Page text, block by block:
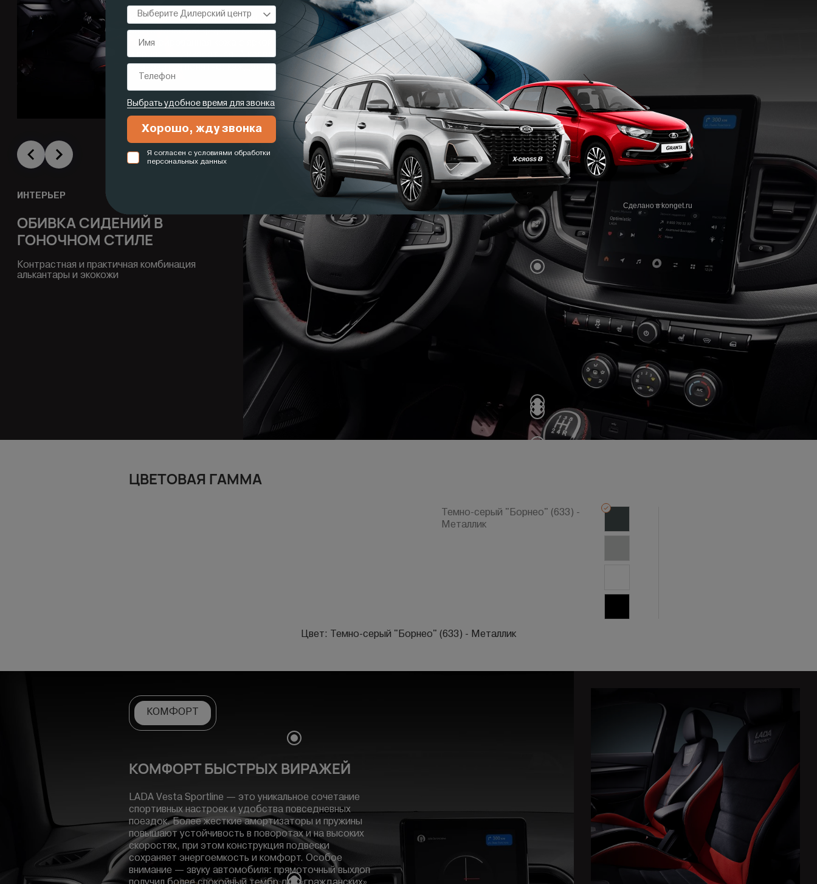
Контрастная красно-черная отделка и передние сиденья
анатомической формы. Качественные материалы салона,
перфорированная кожа с яркой прострочкой. На это приятно смотреть
и приятно прикасаться. А когда взлетает стрелка тахометра,
становится понятно: каждая деталь помогает обуздать скорость.
ИНТЕРЬЕР
ОБИВКА СИДЕНИЙ В
ГОНОЧНОМ СТИЛЕ
Контрастная и практичная комбинация
алькантары и экокожи
ЦВЕТОВАЯ ГАММА
Темно-серый "Борнео" (633) -
Металлик
Цвет: Темно-серый "Борнео" (633) - Металлик
КОМФОРТ
КОМФОРТ БЫСТРЫХ ВИРАЖЕЙ
LADA Vesta Sportline — это уникальное сочетание
спортивных настроек и удобства повседневных
поездок. Более жесткие амортизаторы и пружины
повышают устойчивость в поворотах и на высоких
скоростях, при этом конструкция подвески
сохраняет энергоемкость и комфорт. Особое
внимание — звуку автомобиля: прямоточный выхлоп